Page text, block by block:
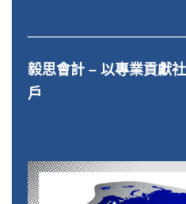
毅思會計 – 以專業貢獻
戶